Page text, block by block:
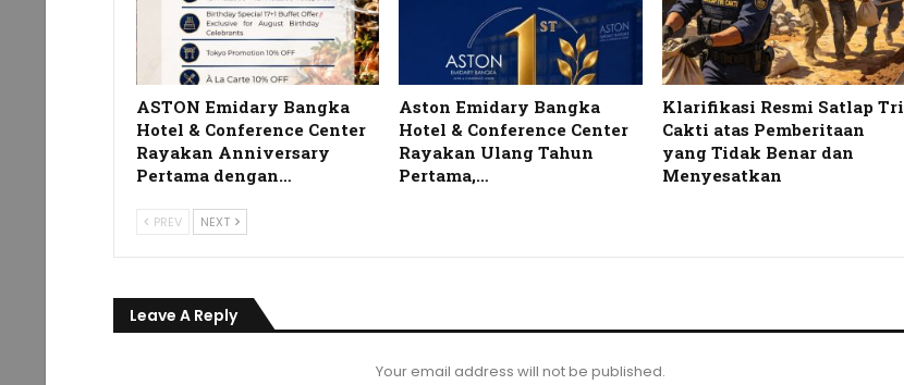
ASTON Emidary Bangka
Hotel & Conference Center
Rayakan Anniversary
Pertama dengan…
Aston Emidary Bangka
Hotel & Conference Center
Rayakan Ulang Tahun
Pertama,…
Klarifikasi Resmi Satlap Tri
Cakti atas Pemberitaan
yang Tidak Benar dan
Menyesatkan
PREV NEXT
Leave A Reply
Your email address will not be published.